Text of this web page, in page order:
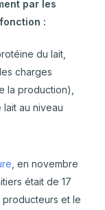
par les
:
du lait,
charges
la production),
au niveau
, en novembre
était de 17
producteurs et le